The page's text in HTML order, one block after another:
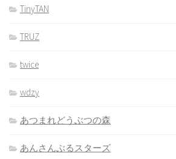
TinyTAN
TRUZ
twice
wdzy
あつまれどうぶつの森
あんさんぶるスターズ